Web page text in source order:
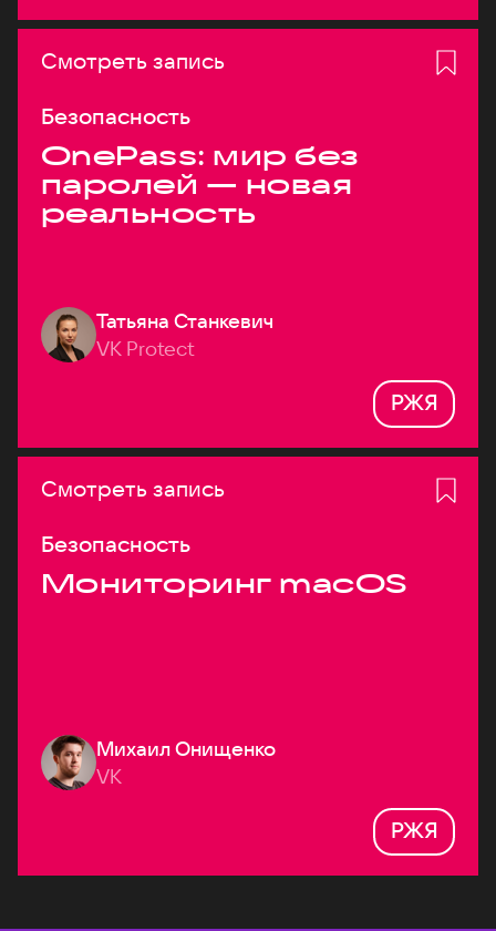
Смотреть запись
Безопасность
OnePass: мир без
паролей — новая
реальность
Татьяна Станкевич
VK Protect
РЖЯ
Смотреть запись
Безопасность
Мониторинг macOS
Михаил Онищенко
VK
РЖЯ